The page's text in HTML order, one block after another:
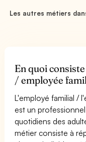
Les autres métiers
En quoi
/ employée
L'employé familial /
est un
quotidiens des
métier consiste à